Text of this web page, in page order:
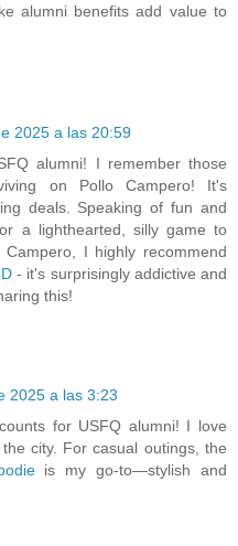
alumni benefits add value to
2025 a las 20:59
alumni! I remember those
on Pollo Campero! It's
deals. Speaking of fun and
a lighthearted, silly game to
I highly recommend
- it's surprisingly addictive and
this!
2025 a las 3:23
for USFQ alumni! I love
city. For casual outings, the
is my go-to—stylish and